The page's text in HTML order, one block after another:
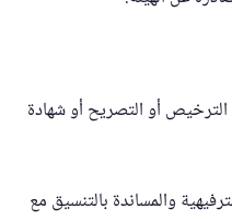
الترخيص أو التصريح أو شهادة
والمساندة بالتنسيق مع